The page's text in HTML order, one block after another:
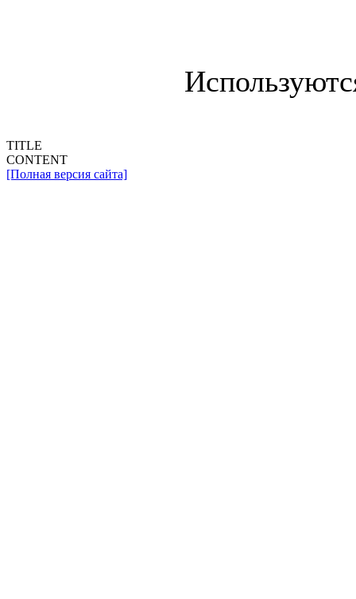
TITLE
CONTENT
[Полная версия сайта]